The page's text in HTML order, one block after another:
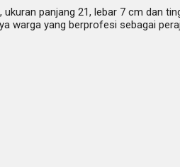
panjang 21, lebar 7 cm dan
warga yang berprofesi sebagai